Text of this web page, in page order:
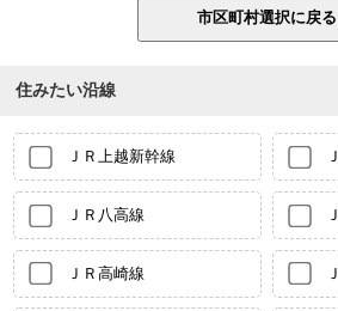
住みたい沿線
ＪＲ上越新幹線
ＪＲ八高線
ＪＲ高崎線